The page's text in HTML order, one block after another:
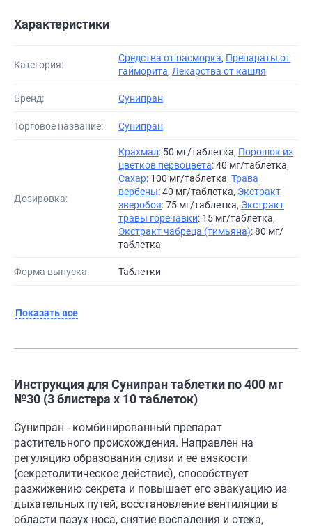
Характеристики
Категория:
Средства от насморка, Препараты от
гайморита, Лекарства от кашля
Бренд: Сунипран
Торговое название: Сунипран
Дозировка:
Крахмал: 50 мг/таблетка, Порошок из
цветков первоцвета: 40 мг/таблетка,
Сахар: 100 мг/таблетка, Трава
вербены: 40 мг/таблетка, Экстракт
зверобоя: 75 мг/таблетка, Экстракт
травы горечавки: 15 мг/таблетка,
Экстракт чабреца (тимьяна): 80 мг/
таблетка
Форма выпуска: Таблетки
Показать все
Инструкция для Сунипран таблетки по 400 мг
№30 (3 блистера х 10 таблеток)
Сунипран - комбинированный препарат
растительного происхождения. Направлен на
регуляцию образования слизи и ее вязкости
(секретолитическое действие), способствует
разжижению секрета и повышает его эвакуацию из
дыхательных путей, восстановление вентиляции в
области пазух носа, снятие воспаления и отека,